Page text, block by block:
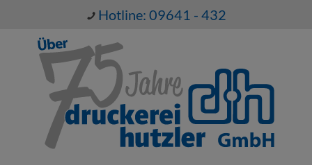
Hotline: 09641 - 432